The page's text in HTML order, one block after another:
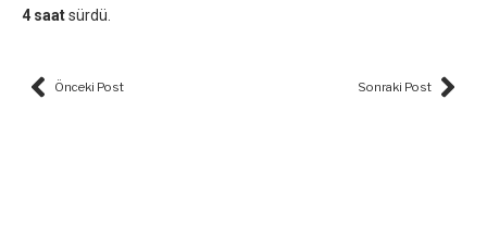
4 saatsürdü.
Prev
Önceki Post Sonraki Post